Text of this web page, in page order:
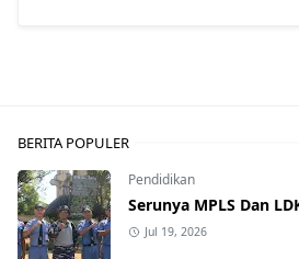
BERITA POPULER
Pendidikan
Serunya MPLS Dan
Jul 19, 2026